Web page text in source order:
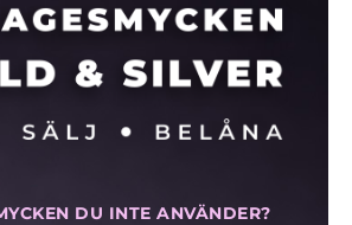
DU INTE ANVÄNDER?